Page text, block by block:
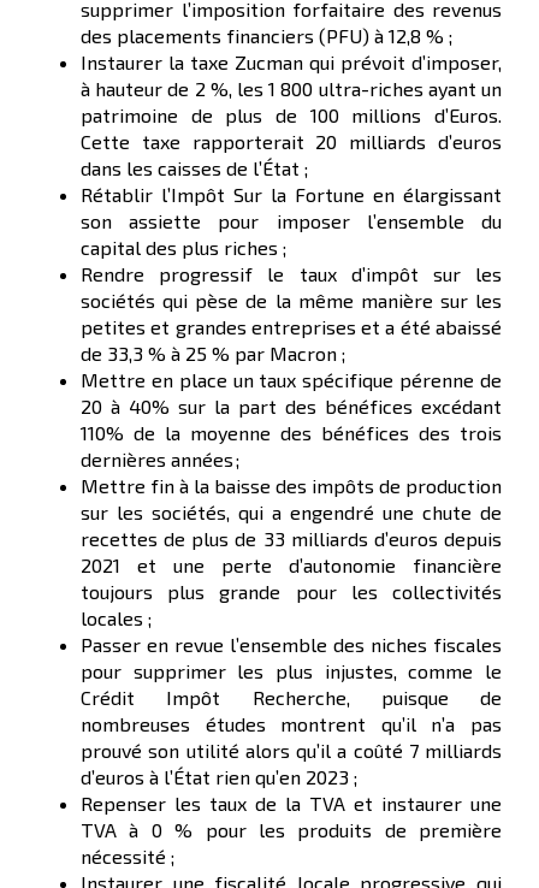
supprimer l’imposition forfaitaire des revenus
des placements financiers (PFU) à 12,8 % ;
Instaurer la taxe Zucman qui prévoit d’imposer,
à hauteur de 2 %, les 1 800 ultra-riches ayant un
patrimoine de plus de 100 millions d’Euros.
Cette taxe rapporterait 20 milliards d’euros
dans les caisses de l’État ;
Rétablir l’Impôt Sur la Fortune en élargissant
son assiette pour imposer l’ensemble du
capital des plus riches ;
Rendre progressif le taux d’impôt sur les
sociétés qui pèse de la même manière sur les
petites et grandes entreprises et a été abaissé
de 33,3 % à 25 % par Macron ;
Mettre en place un taux spécifique pérenne de
20 à 40% sur la part des bénéfices excédant
110% de la moyenne des bénéfices des trois
dernières années ;
Mettre fin à la baisse des impôts de production
sur les sociétés, qui a engendré une chute de
recettes de plus de 33 milliards d’euros depuis
2021 et une perte d’autonomie financière
toujours plus grande pour les collectivités
locales ;
Passer en revue l’ensemble des niches fiscales
pour supprimer les plus injustes, comme le
Crédit Impôt Recherche, puisque de
nombreuses études montrent qu’il n’a pas
prouvé son utilité alors qu’il a coûté 7 milliards
d’euros à l’État rien qu’en 2023 ;
Repenser les taux de la TVA et instaurer une
TVA à 0 % pour les produits de première
nécessité ;
Instaurer une fiscalité locale progressive qui